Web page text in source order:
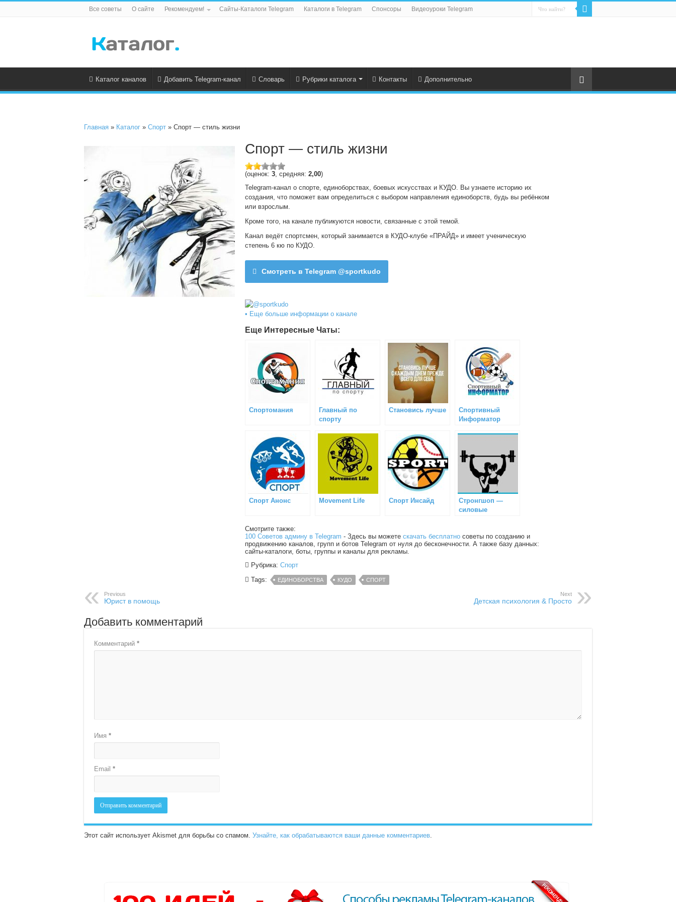
Все советы О сайте Рекомендуем! Сайты-Каталоги Telegram Каталоги в Telegram Спонсоры Видеоуроки Telegram
Каталог каналов Добавить Telegram-канал Словарь Рубрики каталога Контакты Дополнительно
Главная » Каталог » Спорт » Спорт — стиль жизни
Спорт — стиль жизни
(оценок: 3, средняя: 2,00)
Telegram-канал о спорте, единоборствах, боевых искусствах и КУДО. Вы узнаете историю их
создания, что поможет вам определиться с выбором направления единоборств, будь вы ребёнком
или взрослым.
Кроме того, на канале публикуются новости, связанные с этой темой.
Канал ведёт спортсмен, который занимается в КУДО-клубе «ПРАЙД» и имеет ученическую
степень 6 кю по КУДО.
Смотреть в Telegram @sportkudo
• Еще больше информации о канале
Еще Интересные Чаты:
Спортомания
Главный по
спорту
Становись лучше
Спортивный
Информатор
Спорт Анонс Movement Life Спорт Инсайд
Стронгшоп —
силовые
Смотрите также:
100 Советов админу в Telegram - Здесь вы можете скачать бесплатно советы по созданию и
продвижению каналов, групп и ботов Telegram от нуля до бесконечности. А также базу данных:
сайты-каталоги, боты, группы и каналы для рекламы.
Рубрика: Спорт
Tags:
ЕДИНОБОРСТВА КУДО СПОРТ
Previous
Юрист в помощь
Next
Детская психология & Просто
Добавить комментарий
Комментарий *
Имя *
Email *
Этот сайт использует Akismet для борьбы со спамом. Узнайте, как обрабатываются ваши данные комментариев.